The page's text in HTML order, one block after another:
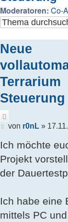
Moderatoren: Co-
Neue
Terrarium
Steuerung
Beitrag
von r0nL»
Ich möchte
Projekt
der
Ich habe eine
mittels PC und